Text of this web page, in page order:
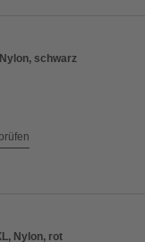
schwarz
Nylon, rot